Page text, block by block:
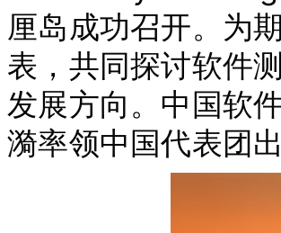
厘岛成功召开。为
表，共同探讨软件
发展方向。中国软
漪率领中国代表团